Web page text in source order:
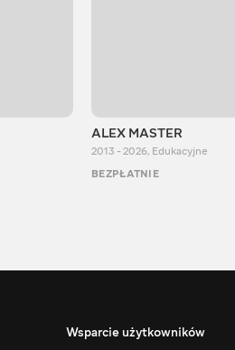
ALEX MASTER
2013 - 2026, Edukacyjne
BEZPŁATNIE
Wsparcie użytkowników